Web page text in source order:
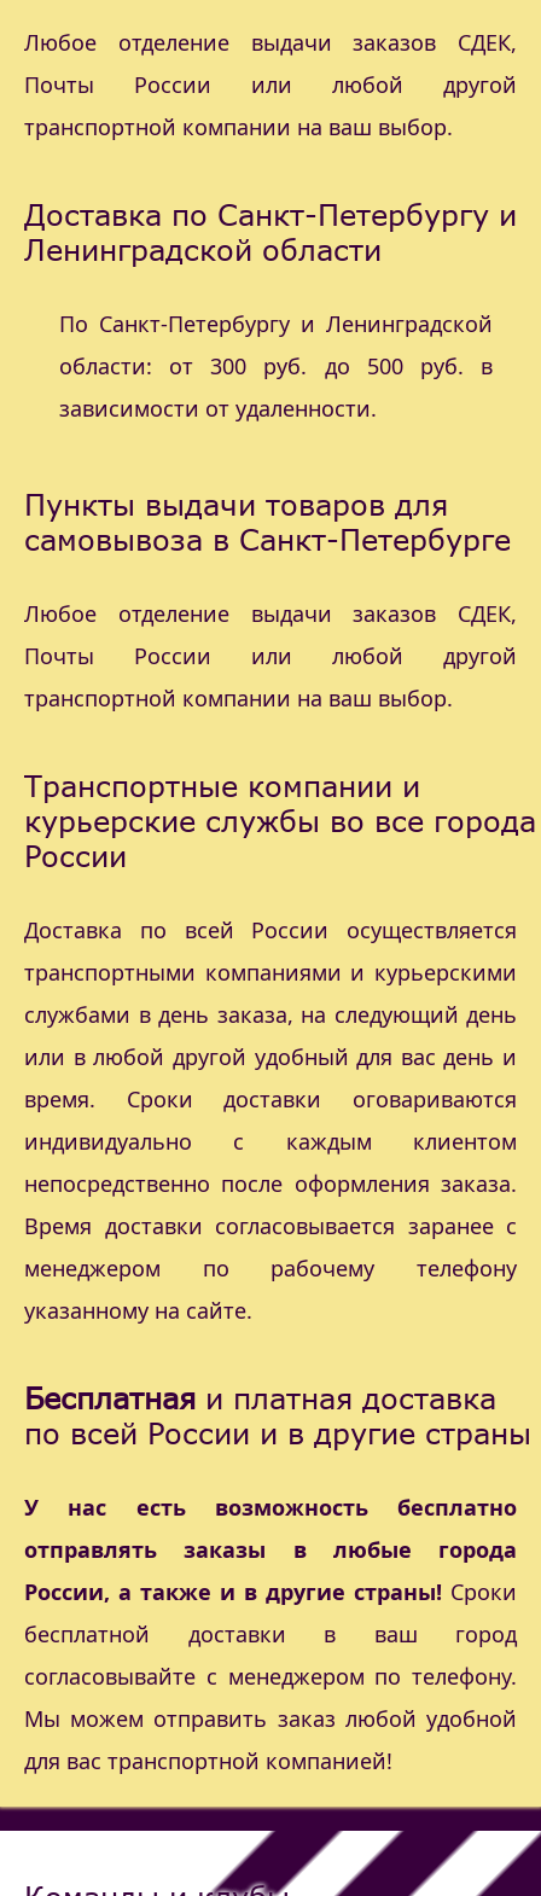
Любое отделение выдачи заказов СДЕК,
Почты России или любой другой
транспортной компании на ваш выбор.
Доставка по Санкт-Петербургу и
Ленинградской области
По Санкт-Петербургу и Ленинградской
области: от 300 руб. до 500 руб. в
зависимости от удаленности.
Пункты выдачи товаров для
самовывоза в Санкт-Петербурге
Любое отделение выдачи заказов СДЕК,
Почты России или любой другой
транспортной компании на ваш выбор.
Транспортные компании и
курьерские службы во все города
России
Доставка по всей России осуществляется
транспортными компаниями и курьерскими
службами в день заказа, на следующий день
или в любой другой удобный для вас день и
время. Сроки доставки оговариваются
индивидуально с каждым клиентом
непосредственно после оформления заказа.
Время доставки согласовывается заранее с
менеджером по рабочему телефону
указанному на сайте.
Бесплатная и платная доставка
по всей России и в другие страны
У нас есть возможность бесплатно
отправлять заказы в любые города
России, а также и в другие страны! Сроки
бесплатной доставки в ваш город
согласовывайте с менеджером по телефону.
Мы можем отправить заказ любой удобной
для вас транспортной компанией!